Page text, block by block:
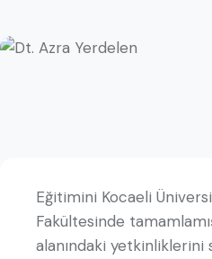
Eğitimini Kocaeli
Fakültesinde
alanındaki